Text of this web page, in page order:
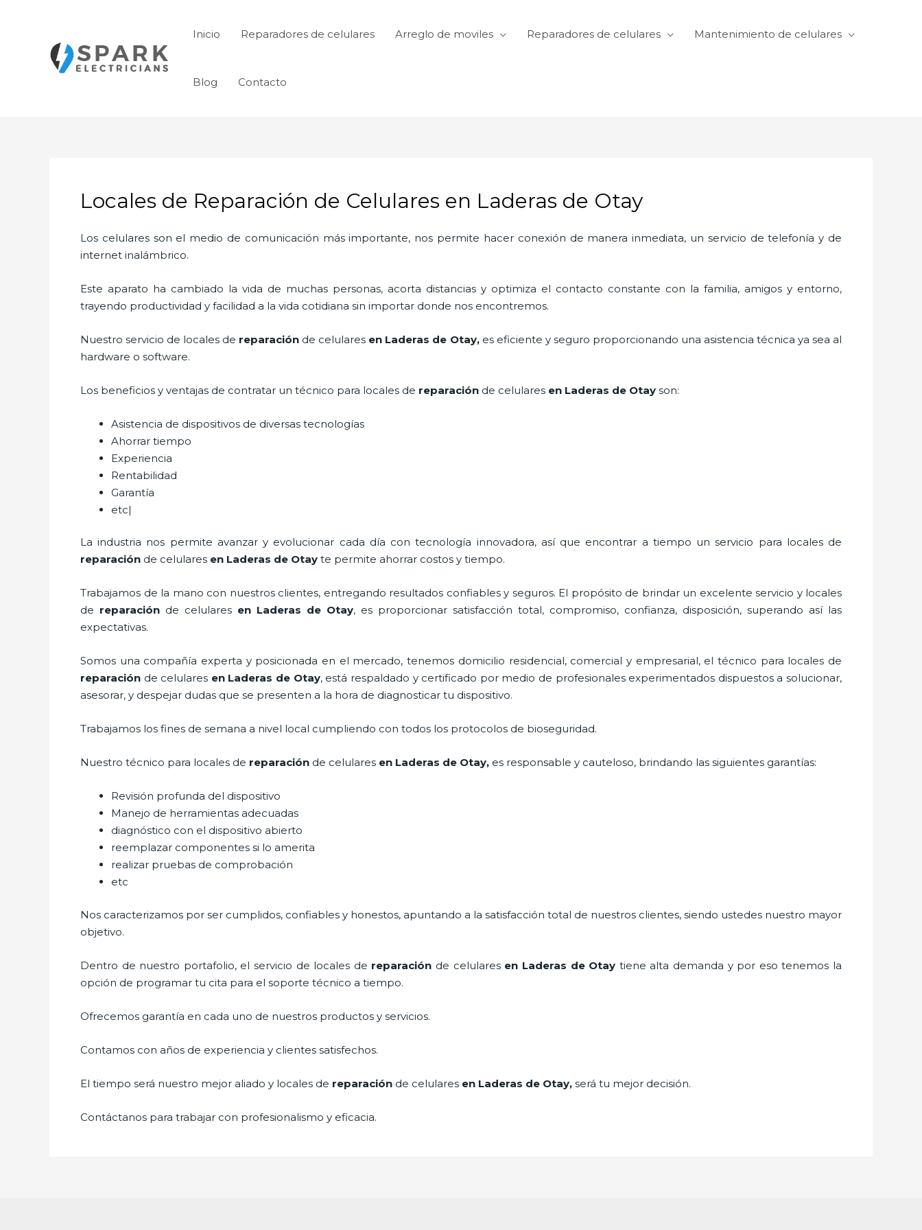
Inicio Reparadores de celulares Arreglo de moviles Reparadores de celulares Mantenimiento de celulares
Blog Contacto
Locales de Reparación de Celulares en Laderas de Otay
Los celulares son el medio de comunicación más importante, nos permite hacer conexión de manera inmediata, un servicio de telefonía y de
internet inalámbrico.
Este aparato ha cambiado la vida de muchas personas, acorta distancias y optimiza el contacto constante con la familia, amigos y entorno,
trayendo productividad y facilidad a la vida cotidiana sin importar donde nos encontremos.
Nuestro servicio de locales de reparación de celulares en Laderas de Otay,es eficiente y seguro proporcionando una asistencia técnica ya sea al
hardware o software.
Los beneficios y ventajas de contratar un técnico para locales de reparación de celulares en Laderas de Otay son:
Asistencia de dispositivos de diversas tecnologías
Ahorrar tiempo
Experiencia
Rentabilidad
Garantía
etc|
La industria nos permite avanzar y evolucionar cada día con tecnología innovadora, así que encontrar a tiempo un servicio para locales de
reparación de celulares en Laderas de Otay te permite ahorrar costos y tiempo.
Trabajamos de la mano con nuestros clientes, entregando resultados confiables y seguros. El propósito de brindar un excelente servicio y locales
de reparación de celulares en Laderas de Otay, es proporcionar satisfacción total, compromiso, confianza, disposición, superando así las
expectativas.
Somos una compañía experta y posicionada en el mercado, tenemos domicilio residencial, comercial y empresarial, el técnico para locales de
reparación de celulares en Laderas de Otay, está respaldado y certificado por medio de profesionales experimentados dispuestos a solucionar,
asesorar, y despejar dudas que se presenten a la hora de diagnosticar tu dispositivo.
Trabajamos los fines de semana a nivel local cumpliendo con todos los protocolos de bioseguridad.
Nuestro técnico para locales de reparación de celulares en Laderas de Otay, es responsable y cauteloso, brindando las siguientes garantías:
Revisión profunda del dispositivo
Manejo de herramientas adecuadas
diagnóstico con el dispositivo abierto
reemplazar componentes si lo amerita
realizar pruebas de comprobación
etc
Nos caracterizamos por ser cumplidos, confiables y honestos, apuntando a la satisfacción total de nuestros clientes, siendo ustedes nuestro mayor
objetivo.
Dentro de nuestro portafolio, el servicio de locales de reparación de celulares en Laderas de Otay tiene alta demanda y por eso tenemos la
opción de programar tu cita para el soporte técnico a tiempo.
Ofrecemos garantía en cada uno de nuestros productos y servicios.
Contamos con años de experiencia y clientes satisfechos.
El tiempo será nuestro mejor aliado y locales de reparación de celulares en Laderas de Otay, será tu mejor decisión.
Contáctanos para trabajar con profesionalismo y eficacia.